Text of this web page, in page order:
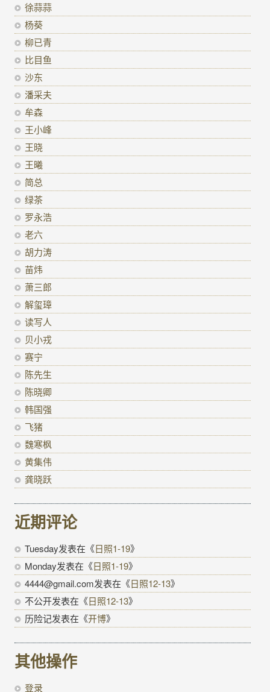
徐蒜蒜
杨葵
柳已青
比目鱼
沙东
潘采夫
牟森
王小峰
王晓
王曦
简总
绿茶
罗永浩
老六
胡力涛
苗炜
萧三郎
解玺璋
读写人
贝小戎
赛宁
陈先生
陈晓卿
韩国强
飞猪
魏寒枫
黄集伟
龚晓跃
近期评论
Tuesday发表在《日照1-19》
Monday发表在《日照1-19》
4444@gmail.com发表在《日照12-13》
不公开发表在《日照12-13》
历险记发表在《开博》
其他操作
登录